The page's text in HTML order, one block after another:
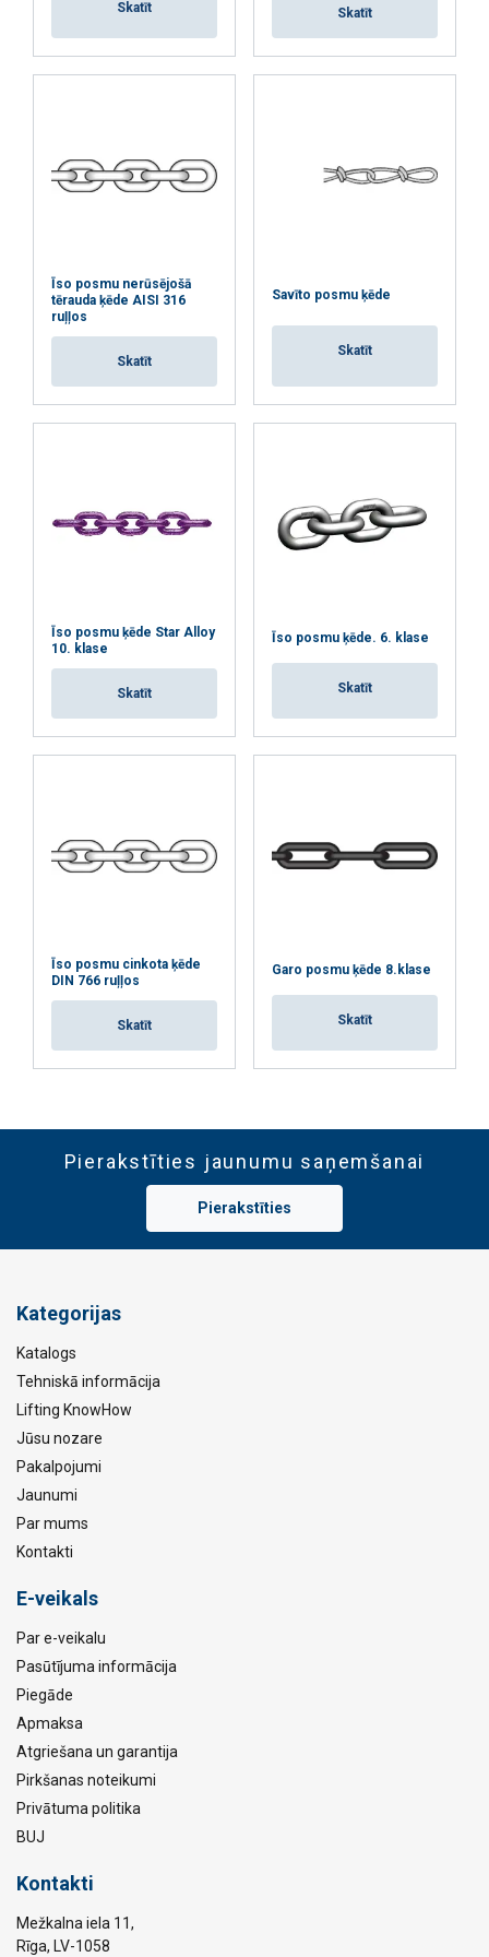
Skatīt Skatīt
Īso posmu nerūsējošā
tērauda ķēde AISI 316
ruļļos
Skatīt
Savīto posmu ķēde
Skatīt
Īso posmu ķēde Star Alloy
10. klase
Skatīt
Īso posmu ķēde. 6. klase
Skatīt
Īso posmu cinkota ķēde
DIN 766 ruļļos
Skatīt
Garo posmu ķēde 8.klase
Skatīt
Pierakstīties jaunumu saņemšanai
Pierakstīties
Kategorijas
Katalogs
Tehniskā informācija
Lifting KnowHow
Jūsu nozare
Pakalpojumi
Jaunumi
Par mums
Kontakti
E-veikals
Par e-veikalu
Pasūtījuma informācija
Piegāde
Apmaksa
Atgriešana un garantija
Pirkšanas noteikumi
Privātuma politika
BUJ
Kontakti
Mežkalna iela 11,
Rīga, LV-1058
nepieciešamie
ATTEIKTIES NO VISIEM
RĀDĪT DETAĻAS